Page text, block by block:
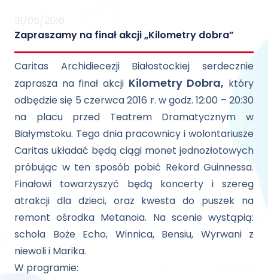
Zapraszamy na finał akcji „Kilometry dobra”
Caritas Archidiecezji Białostockiej serdecznie
zaprasza na finał akcji Kilometry Dobra, który
odbędzie się 5 czerwca 2016 r. w godz. 12:00 – 20:30
na placu przed Teatrem Dramatycznym w
Białymstoku. Tego dnia pracownicy i wolontariusze
Caritas układać będą ciągi monet jednozłotowych
próbując w ten sposób pobić Rekord Guinnessa.
Finałowi towarzyszyć będą koncerty i szereg
atrakcji dla dzieci, oraz kwesta do puszek na
remont ośrodka Metanoia. Na scenie wystąpią:
schola Boże Echo, Winnica, Bensiu, Wyrwani z
niewoli i Marika.
W programie: